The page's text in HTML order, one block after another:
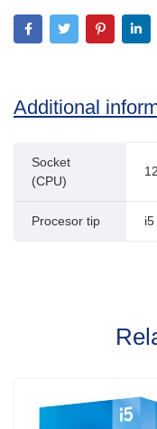
Additional
Socket
(CPU)
Procesor tip i5